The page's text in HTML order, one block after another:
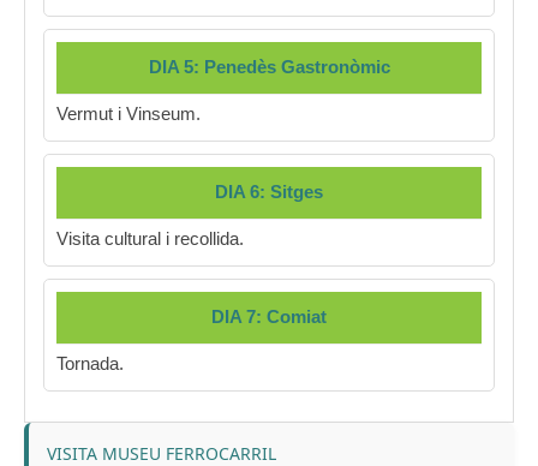
DIA 5: Penedès Gastronòmic
Vermut i Vinseum.
DIA 6: Sitges
Visita cultural i recollida.
DIA 7: Comiat
Tornada.
VISITA MUSEU FERROCARRIL